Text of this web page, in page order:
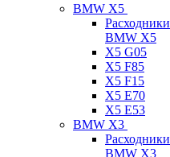
BMW X5
Расходники
BMW X5
X5 G05
X5 F85
X5 F15
X5 E70
X5 E53
BMW X3
Расходники
BMW X3